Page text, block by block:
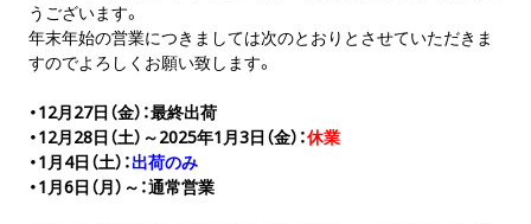
うございます。
年末年始の営業につきましては次のとおりとさせていただきま
すのでよろしくお願い致します。
・12月27日（金）：最終出荷
・12月28日（土）～2025年1月3日（金）：休業
・1月4日（土）：出荷のみ
・1月6日（月）～：通常営業